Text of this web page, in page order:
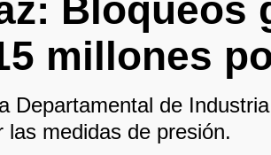
Bloqueos
millones
Departamental de
las medidas de presión.